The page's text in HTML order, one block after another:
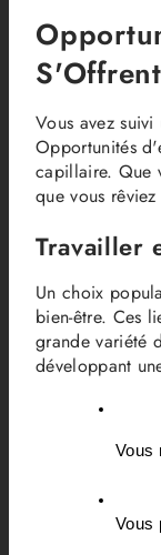
Vous avez
Opportunités
capillaire. Que
que vous
Travailler
Un choix
bien-être. Ces
grande variété
développant
Vous
Vous